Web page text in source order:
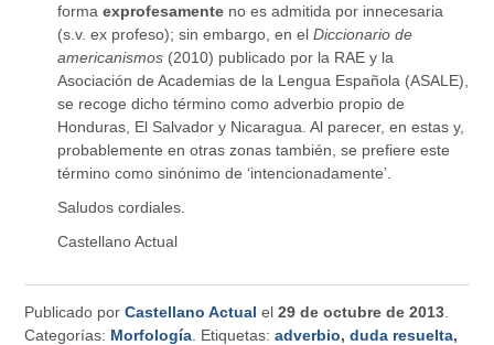
formaexprofesamente no es admitida por innecesaria
(s.v. ex profeso); sin embargo, en elDiccionario de
americanismos (2010) publicado por la RAE y la
Asociación de Academias de la Lengua Española (ASALE),
se recoge dicho término como adverbio propio de
Honduras, El Salvador y Nicaragua. Al parecer, en estas y,
probablemente en otras zonas también, se prefiere este
término como sinónimo de ‘intencionadamente’.
Saludos cordiales.
Castellano Actual
Publicado porCastellano Actual el29 de octubre de 2013
Categorías: Morfología . Etiquetas:adverbio,duda resuelta,